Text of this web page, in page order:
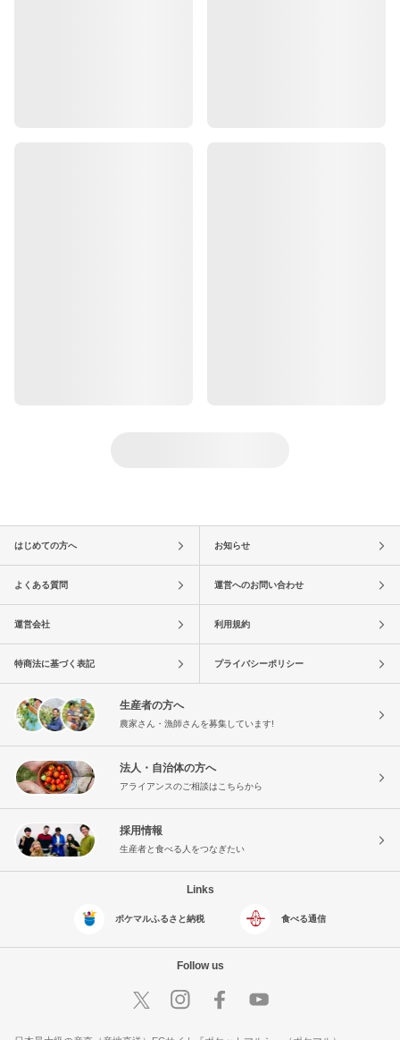
はじめての方へ お知らせ
よくある質問 運営へのお問い合わせ
運営会社 利用規約
特商法に基づく表記 プライバシーポリシー
生産者の方へ
農家さん・漁師さんを募集しています!
法人・自治体の方へ
アライアンスのご相談はこちらから
採用情報
生産者と食べる人をつなぎたい
Links
ポケマルふるさと納税 食べる通信
Follow us